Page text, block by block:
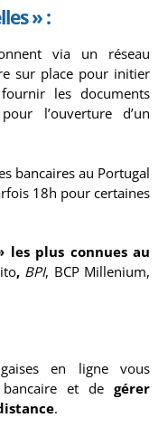
» :
via un réseau
sur place pour initier
les documents
l’ouverture d’un
bancaires au Portugal
18h pour certaines
les plus connues au
, BPI, BCP Millenium,
en ligne vous
et de gérer
.